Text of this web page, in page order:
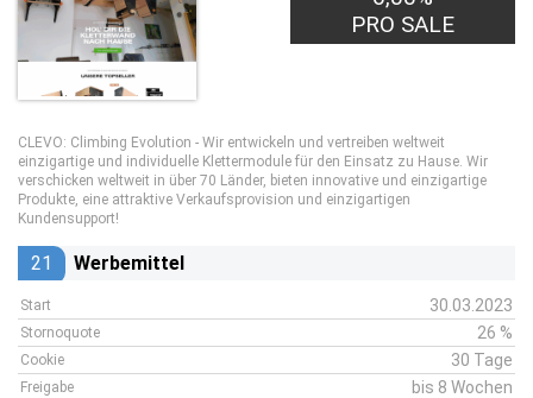
PRO SALE
CLEVO: Climbing Evolution - Wir entwickeln und vertreiben weltweit
einzigartige und individuelle Klettermodule für den Einsatz zu Hause. Wir
verschicken weltweit in über 70 Länder, bieten innovative und einzigartige
Produkte, eine attraktive Verkaufsprovision und einzigartigen
Kundensupport!
21 Werbemittel
Start 30.03.2023
Stornoquote 26 %
Cookie 30 Tage
Freigabe bis 8 Wochen